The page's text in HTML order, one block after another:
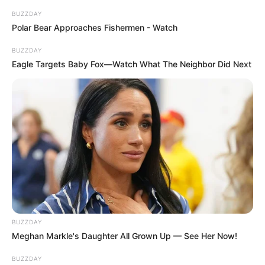
Arénában. Az UEFA hivatalos tájékoztatása szerint
a döntőben a címvédő Paris Saint-Germain és az
Arsenal találkozik.
A politikai érdeklődés azonban legalább ekkora.
Magyar Péter jelenlegi miniszterelnök és Orbán
Viktor volt miniszterelnök is részt vesz a
mérkőzésen – legalábbis több sajtóbeszámoló
szerint mindketten jelezték, hogy ott lesznek a
stadionban.
BUZZDAY
Polar Bear Approaches Fishermen - Watch
BUZZDAY
Eagle Targets Baby Fox—Watch What The Neighbor Did Next
BUZZDAY
Meghan Markle's Daughter All Grown Up — See Her Now!
BUZZDAY